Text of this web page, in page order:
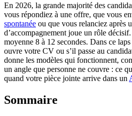
En 2026, la grande majorité des
vous répondiez à une offre, que vous
spontanée ou que vous relanciez après
d’accompagnement joue un rôle
moyenne 8 à 12 secondes. Dans ce
ouvre votre CV ou s’il passe au
donne les modèles qui fonctionnent,
un angle que personne ne couvre : ce
quand votre pièce jointe arrive dans un
Sommaire